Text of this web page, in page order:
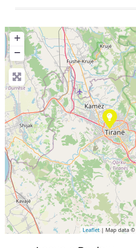
+
−
Leaflet | Map data ©